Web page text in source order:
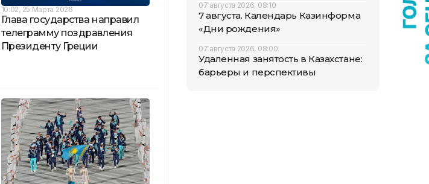
10:02, 25 Марта 2026
Глава государства направил
телеграмму поздравления
Президенту Греции
07 августа 2026, 08:10
7 августа. Календарь Казинформа
«Дни рождения»
07 августа 2026, 08:00
Удаленная занятость в Казахстане:
барьеры и перспективы